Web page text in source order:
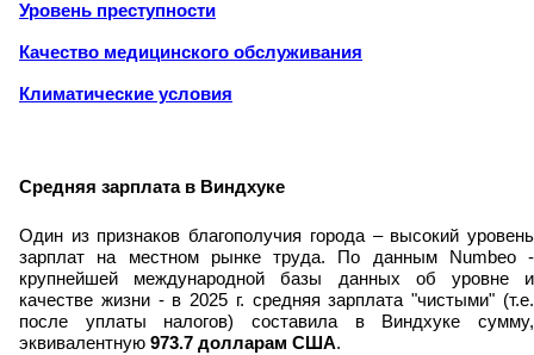
Уровень преступности
Качество медицинского обслуживания
Климатические условия
Средняя зарплата в Виндхуке
Один из признаков благополучия города – высокий уровень
зарплат на местном рынке труда. По данным Numbeo -
крупнейшей международной базы данных об уровне и
качестве жизни - в 2025 г. средняя зарплата "чистыми" (т.е.
после уплаты налогов) составила в Виндхуке сумму,
эквивалентную 973.7 долларам США.